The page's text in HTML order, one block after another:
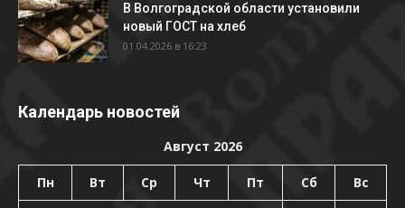
В Волгоградской области установили
новый ГОСТ на хлеб
01.04.2026 в 16:23
Календарь новостей
Август 2026
Пн Вт Ср Чт Пт Сб Вс